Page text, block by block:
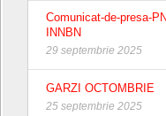
Comunicat-de-presa-
INNBN
29 septembrie 2025
GARZI OCTOMBRIE
25 septembrie 2025